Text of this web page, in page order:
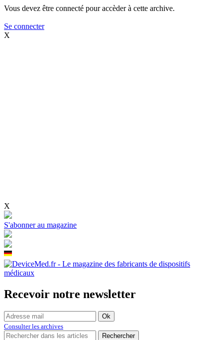
Vous devez être connecté pour accèder à cette archive.
Se connecter
X
X
S'abonner au magazine
Recevoir notre newsletter
Consulter les archives